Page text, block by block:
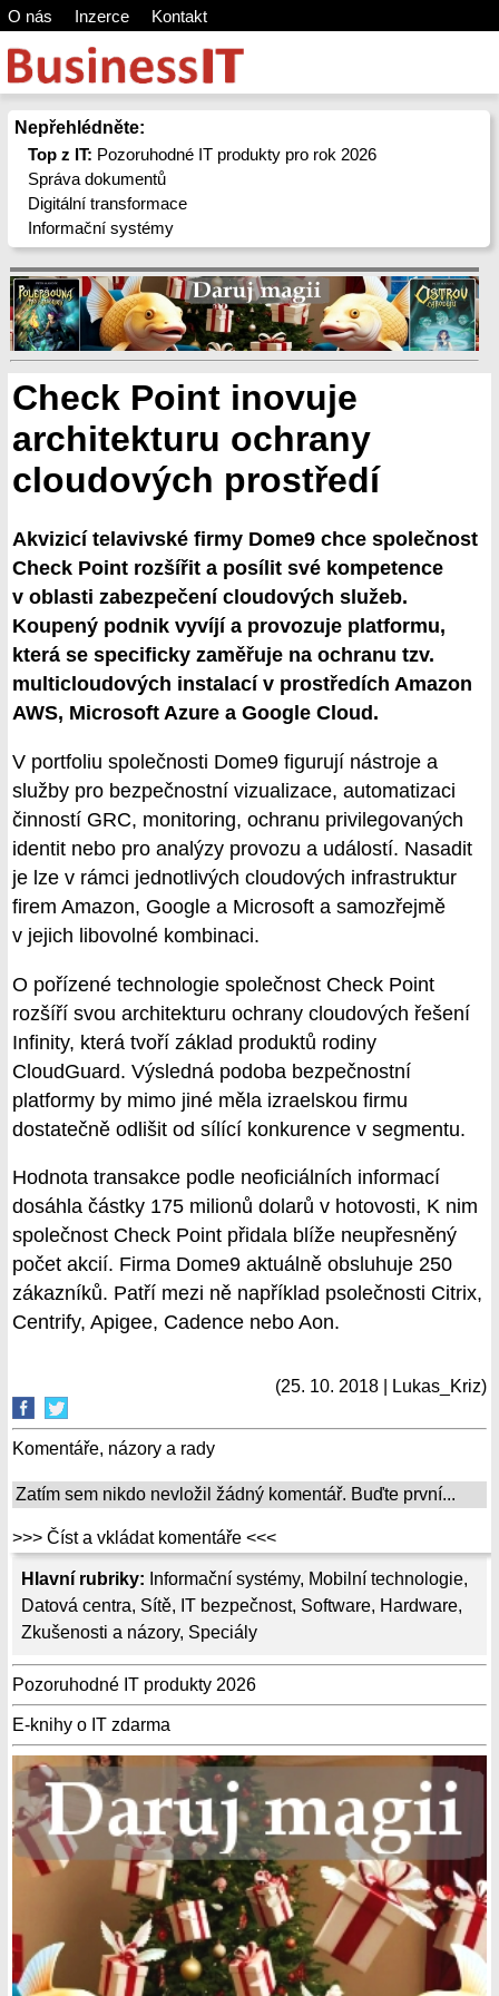
O nás Inzerce Kontakt
Nepřehlédněte:
Top z IT: Pozoruhodné IT produkty pro rok 2026
Správa dokumentů
Digitální transformace
Informační systémy
Hlavní rubriky: Informační systémy, Mobilní technologie,
Datová centra, Sítě, IT bezpečnost, Software, Hardware,
Zkušenosti a názory, Speciály
Pozoruhodné IT produkty 2026
E-knihy o IT zdarma
Check Point inovuje
architekturu ochrany
cloudových prostředí
Akvizicí telavivské firmy Dome9 chce společnost
Check Point rozšířit a posílit své kompetence
v oblasti zabezpečení cloudových služeb.
Koupený podnik vyvíjí a provozuje platformu,
která se specificky zaměřuje na ochranu tzv.
multicloudových instalací v prostředích Amazon
AWS, Microsoft Azure a Google Cloud.
V portfoliu společnosti Dome9 figurují nástroje a
služby pro bezpečnostní vizualizace, automatizaci
činností GRC, monitoring, ochranu privilegovaných
identit nebo pro analýzy provozu a událostí. Nasadit
je lze v rámci jednotlivých cloudových infrastruktur
firem Amazon, Google a Microsoft a samozřejmě
v jejich libovolné kombinaci.
O pořízené technologie společnost Check Point
rozšíří svou architekturu ochrany cloudových řešení
Infinity, která tvoří základ produktů rodiny
CloudGuard. Výsledná podoba bezpečnostní
platformy by mimo jiné měla izraelskou firmu
dostatečně odlišit od sílící konkurence v segmentu.
Hodnota transakce podle neoficiálních informací
dosáhla částky 175 milionů dolarů v hotovosti, K nim
společnost Check Point přidala blíže neupřesněný
počet akcií. Firma Dome9 aktuálně obsluhuje 250
zákazníků. Patří mezi ně například psolečnosti Citrix,
Centrify, Apigee, Cadence nebo Aon.
(25. 10. 2018 | Lukas_Kriz)
Komentáře, názory a rady
Zatím sem nikdo nevložil žádný komentář. Buďte první...
>>> Číst a vkládat komentáře <<<